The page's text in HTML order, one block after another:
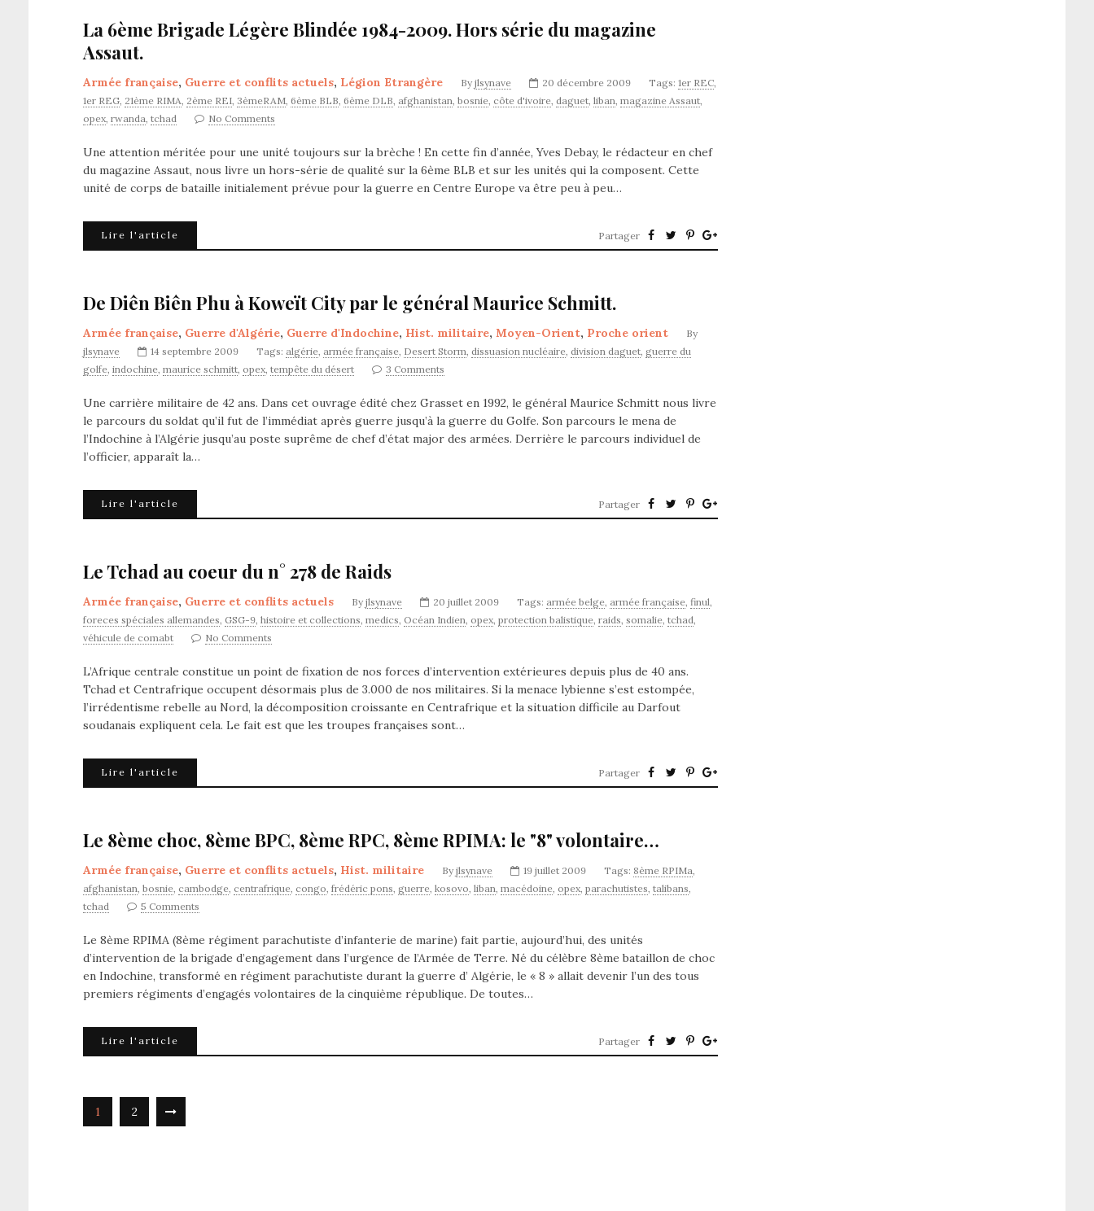
La 6ème Brigade Légère Blindée 1984-2009. Hors série du magazine
Assaut.
Armée française, Guerre et conflits actuels, Légion Etrangère By jlsynave 20 décembre 2009 Tags: 1er REC,
1er REG, 21ème RIMA, 2ème REI, 3èmeRAM, 6ème BLB, 6ème DLB, afghanistan, bosnie, côte d'ivoire, daguet, liban, magazine Assaut,
opex, rwanda, tchad No Comments
Une attention méritée pour une unité toujours sur la brèche ! En cette fin d’année, Yves Debay, le rédacteur en chef
du magazine Assaut, nous livre un hors-série de qualité sur la 6ème BLB et sur les unités qui la composent. Cette
unité de corps de bataille initialement prévue pour la guerre en Centre Europe va être peu à peu…
Lire l'article Partager
De Diên Biên Phu à Koweït City par le général Maurice Schmitt.
Armée française, Guerre d'Algérie, Guerre d'Indochine, Hist. militaire, Moyen-Orient, Proche orient
By
jlsynave
14 septembre 2009 Tags: algérie, armée française, Desert Storm, dissuasion nucléaire, division daguet, guerre du
golfe, indochine, maurice schmitt, opex, tempête du désert 3 Comments
Une carrière militaire de 42 ans. Dans cet ouvrage édité chez Grasset en 1992, le général Maurice Schmitt nous livre
le parcours du soldat qu’il fut de l’immédiat après guerre jusqu’à la guerre du Golfe. Son parcours le mena de
l’Indochine à l’Algérie jusqu’au poste suprême de chef d’état major des armées. Derrière le parcours individuel de
l’officier, apparaît la…
Lire l'article Partager
Le Tchad au coeur du n° 278 de Raids
Armée française, Guerre et conflits actuels By jlsynave 20 juillet 2009 Tags: armée belge, armée française, finul,
foreces spéciales allemandes, GSG-9, histoire et collections, medics, Océan Indien, opex, protection balistique, raids, somalie, tchad,
véhicule de comabt
No Comments
L’Afrique centrale constitue un point de fixation de nos forces d’intervention extérieures depuis plus de 40 ans.
Tchad et Centrafrique occupent désormais plus de 3.000 de nos militaires. Si la menace lybienne s’est estompée,
l’irrédentisme rebelle au Nord, la décomposition croissante en Centrafrique et la situation difficile au Darfout
soudanais expliquent cela. Le fait est que les troupes françaises sont…
Lire l'article Partager
Le 8ème choc, 8ème BPC, 8ème RPC, 8ème RPIMA: le "8" volontaire…
Armée française, Guerre et conflits actuels, Hist. militaire By jlsynave 19 juillet 2009 Tags: 8ème RPIMa,
afghanistan, bosnie, cambodge, centrafrique, congo, frédéric pons, guerre, kosovo, liban, macédoine, opex, parachutistes, talibans,
tchad
5 Comments
Le 8ème RPIMA (8ème régiment parachutiste d’infanterie de marine) fait partie, aujourd’hui, des unités
d’intervention de la brigade d’engagement dans l’urgence de l’Armée de Terre. Né du célèbre 8ème bataillon de choc
en Indochine, transformé en régiment parachutiste durant la guerre d’ Algérie, le « 8 » allait devenir l’un des tous
premiers régiments d’engagés volontaires de la cinquième république. De toutes…
Lire l'article Partager
1 2